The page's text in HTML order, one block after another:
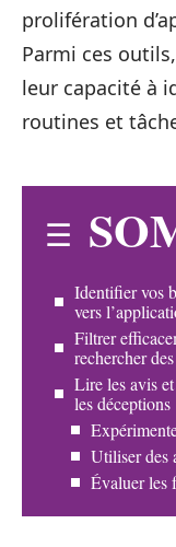
prolifération
Parmi ces
leur capacité à
routines et
Identifier vos
vers
Filtrer
rechercher
Lire les avis
les déceptions
Utiliser des
Évaluer les